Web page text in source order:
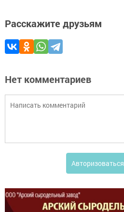
Расскажите друзьям
Нет комментариев
Авторизоваться